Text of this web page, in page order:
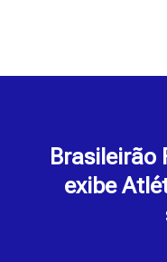
Brasileirão
exibe